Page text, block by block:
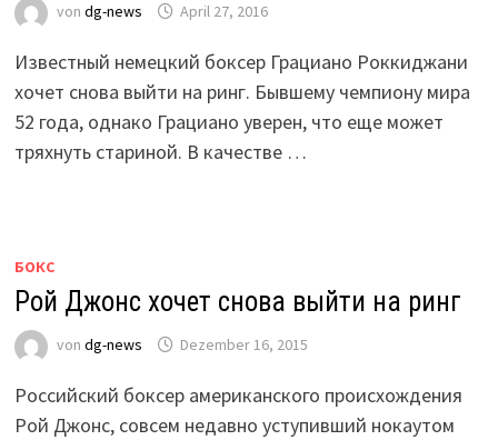
von dg-news April 27, 2016
Известный немецкий боксер Грациано Роккиджани
хочет снова выйти на ринг. Бывшему чемпиону мира
52 года, однако Грациано уверен, что еще может
тряхнуть стариной. В качестве …
БОКС
Рой Джонс хочет снова выйти на ринг
von dg-news Dezember 16, 2015
Российский боксер американского происхождения
Рой Джонс, совсем недавно уступивший нокаутом